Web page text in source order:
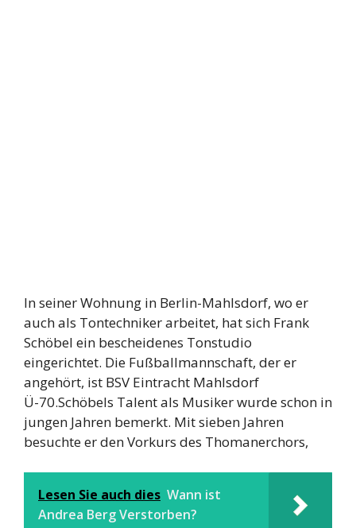
In seiner Wohnung in Berlin-Mahlsdorf, wo er
auch als Tontechniker arbeitet, hat sich Frank
Schöbel ein bescheidenes Tonstudio
eingerichtet. Die Fußballmannschaft, der er
angehört, ist BSV Eintracht Mahlsdorf
Ü-70.Schöbels Talent als Musiker wurde schon in
jungen Jahren bemerkt. Mit sieben Jahren
besuchte er den Vorkurs des Thomanerchors,
Lesen Sie auch dies Wann ist
Andrea Berg Verstorben?